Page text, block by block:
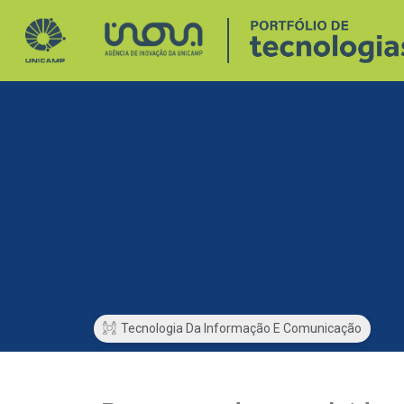
Tecnologia Da Informação E Comunicação